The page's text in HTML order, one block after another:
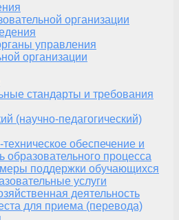
организации
управления
организации
стандарты и требования
(научно-педагогический)
обеспечение и
образовательного процесса
поддержки обучающихся
услуги
деятельность
для приема (перевода)